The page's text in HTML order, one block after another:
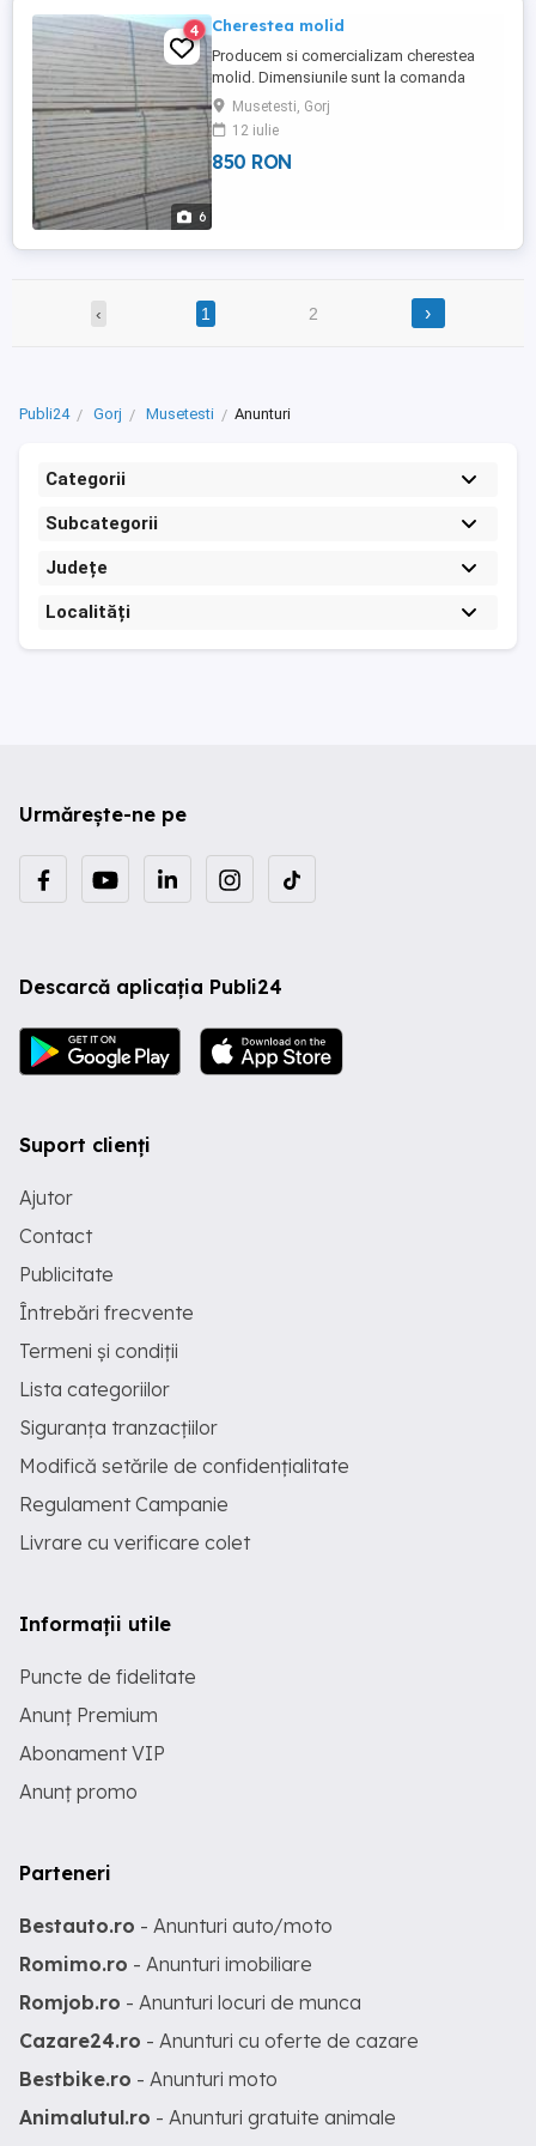
6
4 Cherestea molid
Producem si comercializam cherestea
molid. Dimensiunile sunt la comanda
clientului
Musetesti, Gorj
12 iulie
850 RON
‹ 1 2 ›
Publi24 Gorj Musetesti Anunturi
Categorii
Subcategorii
Județe
Localități
Urmărește-ne pe
Descarcă aplicația Publi24
Suport clienți
Ajutor
Contact
Publicitate
Întrebări frecvente
Termeni și condiții
Lista categoriilor
Siguranța tranzacțiilor
Modifică setările de confidențialitate
Regulament Campanie
Livrare cu verificare colet
Informații utile
Puncte de fidelitate
Anunț Premium
Abonament VIP
Anunț promo
Parteneri
Bestauto.ro - Anunturi auto/moto
Romimo.ro - Anunturi imobiliare
Romjob.ro - Anunturi locuri de munca
Cazare24.ro - Anunturi cu oferte de cazare
Bestbike.ro - Anunturi moto
Animalutul.ro - Anunturi gratuite animale